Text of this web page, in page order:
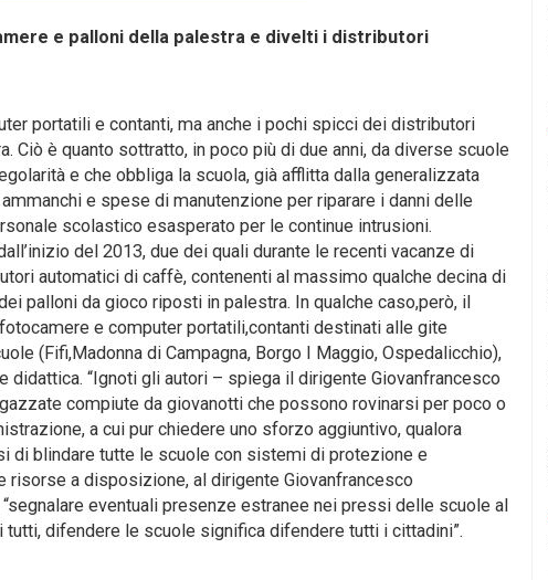
e palloni della palestra e divelti i distributori
portatili e contanti, ma anche i pochi spicci dei distributori
Ciò è quanto sottratto, in poco più di due anni, da diverse scuole
e che obbliga la scuola, già afflitta dalla generalizzata
e spese di manutenzione per riparare i danni delle
scolastico esasperato per le continue intrusioni.
del 2013, due dei quali durante le recenti vacanze di
automatici di caffè, contenenti al massimo qualche decina di
palloni da gioco riposti in palestra. In qualche caso,però, il
e computer portatili,contanti destinati alle gite
(Fifi,Madonna di Campagna, Borgo I Maggio, Ospedalicchio),
“Ignoti gli autori – spiega il dirigente Giovanfrancesco
compiute da giovanotti che possono rovinarsi per poco o
a cui pur chiedere uno sforzo aggiuntivo, qualora
di blindare tutte le scuole con sistemi di protezione e
a disposizione, al dirigente Giovanfrancesco
eventuali presenze estranee nei pressi delle scuole al
tutti, difendere le scuole significa difendere tutti i cittadini”.